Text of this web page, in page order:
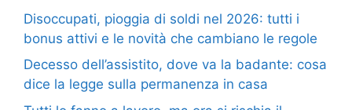
Disoccupati, pioggia di soldi nel 2026: tutti i
bonus attivi e le novità che cambiano le regole
Decesso dell’assistito, dove va la badante: cosa
dice la legge sulla permanenza in casa